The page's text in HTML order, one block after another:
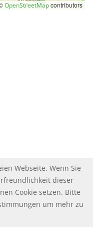
OpenStreetMapcontributors
Webseite. Wenn Sie
dieser
Cookie setzen. Bitte
um mehr zu